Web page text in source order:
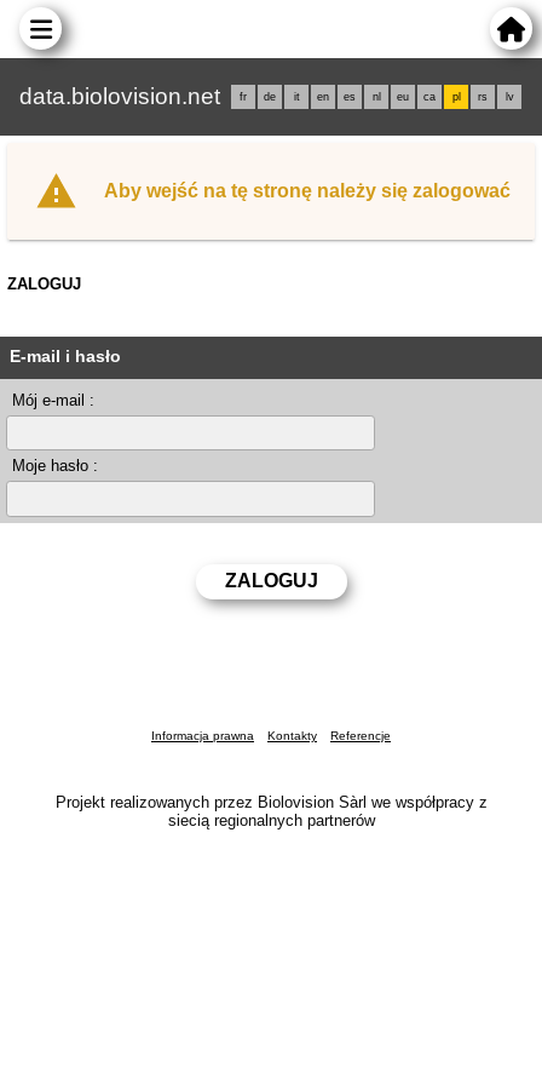
data.biolovision.net fr de it en es nl eu ca pl rs lv
Aby wejść na tę stronę należy się zalogować
ZALOGUJ
E-mail i hasło
Mój e-mail :
Moje hasło :
Informacja prawna Kontakty Referencje
Projekt realizowanych przez Biolovision Sàrl we współpracy z
siecią regionalnych partnerów